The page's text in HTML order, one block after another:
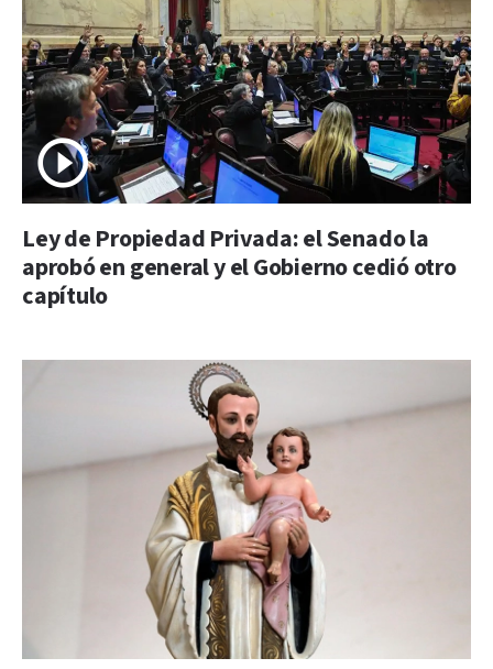
Ley de Propiedad Privada: el Senado la
aprobó en general y el Gobierno cedió otro
capítulo